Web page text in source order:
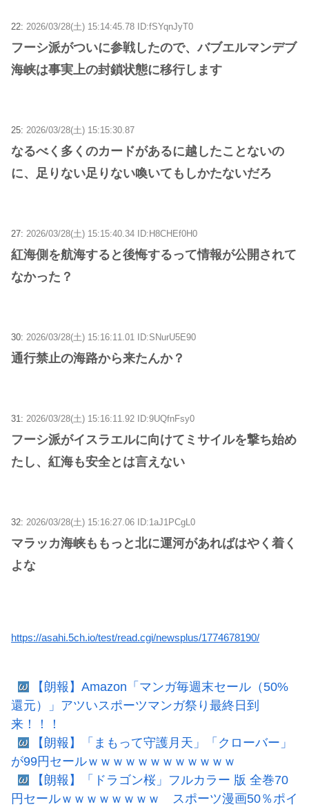
22: 2026/03/28(土) 15:14:45.78 ID:fSYqnJyT0
フーシ派がついに参戦したので、バブエルマンデブ
海峡は事実上の封鎖状態に移行します
25: 2026/03/28(土) 15:15:30.87
なるべく多くのカードがあるに越したことないの
に、足りない足りない喚いてもしかたないだろ
27: 2026/03/28(土) 15:15:40.34 ID:H8CHEf0H0
紅海側を航海すると後悔するって情報が公開されて
なかった？
30: 2026/03/28(土) 15:16:11.01 ID:SNurU5E90
通行禁止の海路から来たんか？
31: 2026/03/28(土) 15:16:11.92 ID:9UQfnFsy0
フーシ派がイスラエルに向けてミサイルを撃ち始め
たし、紅海も安全とは言えない
32: 2026/03/28(土) 15:16:27.06 ID:1aJ1PCgL0
マラッカ海峡ももっと北に運河があればはやく着く
よな
https://asahi.5ch.io/test/read.cgi/newsplus/1774678190/
【朗報】Amazon「マンガ毎週末セール（50%
還元）」アツいスポーツマンガ祭り最終日到
来！！！
【朗報】「まもって守護月天」「クローバー」
が99円セールｗｗｗｗｗｗｗｗｗｗｗｗ
【朗報】「ドラゴン桜」フルカラー 版 全巻70
円セールｗｗｗｗｗｗｗｗ スポーツ漫画50％ポイ